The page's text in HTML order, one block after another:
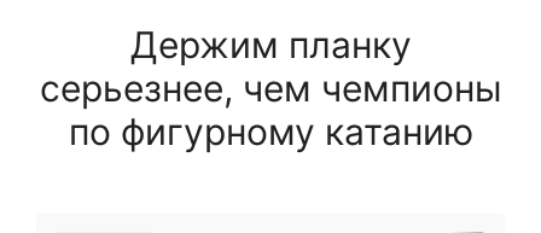
Держим планку
серьезнее, чем чемпионы
по фигурному катанию